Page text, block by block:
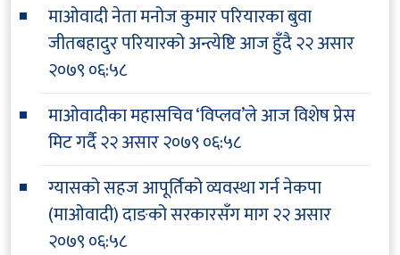
माओवादी नेता मनोज कुमार परियारका बुवा
जीतबहादुर परियारको अन्त्येष्टि आज हुँदै२२ असार
२०७९ ०६:५८
माओवादीका महासचिव ‘विप्लव’ले आज विशेष प्रेस
मिट गर्दै२२ असार २०७९ ०६:५८
ग्यासको सहज आपूर्तिको व्यवस्था गर्न नेकपा
(माओवादी) दाङको सरकारसँग माग२२ असार
२०७९ ०६:५८